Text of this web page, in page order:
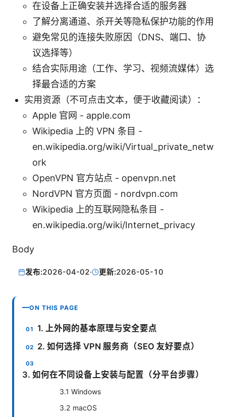
在设备上正确安装并选择合适的服务器
了解分离通道、杀开关等隐私保护功能的作用
避免常见的连接失败原因（DNS、端口、协
议选择等）
结合实际用途（工作、学习、视频流媒体）选
择最合适的方案
实用资源（不可点击文本，便于收藏阅读）：
Apple 官网 - apple.com
Wikipedia 上的 VPN 条目 -
en.wikipedia.org/wiki/Virtual_private_netw
ork
OpenVPN 官方站点 - openvpn.net
NordVPN 官方页面 - nordvpn.com
Wikipedia 上的互联网隐私条目 -
en.wikipedia.org/wiki/Internet_privacy
Body
发布:2026-04-02· 更新:2026-05-10
ON THIS PAGE
1. 上外网的基本原理与安全要点
2. 如何选择 VPN 服务商（SEO 友好要点）
3. 如何在不同设备上安装与配置（分平台步骤）
3.1 Windows
3.2 macOS